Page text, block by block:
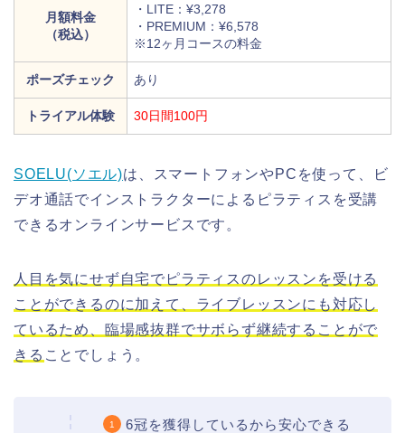
月額料金
（税込）
・LITE：¥3,278
・PREMIUM：¥6,578
※12ヶ月コースの料金
ポーズチェック あり
トライアル体験 30日間100円
SOELU(ソエル)は、
スマートフォンやPCを使って、ビ
デオ通話でインストラクターによるピラティスを受講
できるオンラインサービスです。
人目を気にせず自宅でピラティスのレッスンを受ける
ことができるのに加えて、ライブレッスンにも対応し
ているため、臨場感抜群でサボらず継続することがで
きる ことでしょう。
6冠を獲得しているから安心できる